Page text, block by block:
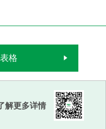
格
解更多详情